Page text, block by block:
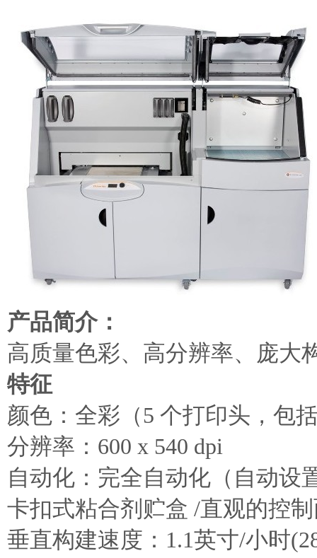
产品简介：
高质量色彩、高分辨率、庞大
特征
颜色：全彩（5 个打印头，包
分辨率：600 x 540 dpi
自动化：完全自动化（自动设
卡扣式粘合剂贮盒 /直观的控
垂直构建速度：1.1英寸/小时